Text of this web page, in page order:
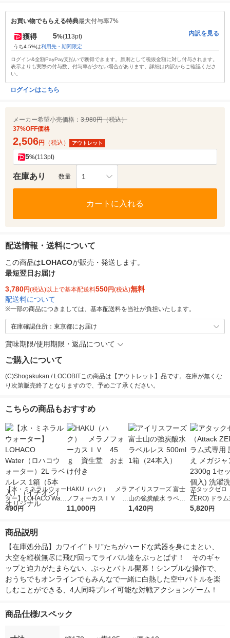
お買い物でもらえる特典最大付与率7%
獲得 5%(113pt)
うち4.5%は利用先・期間限定
内訳を見る
ログイン&全額PayPay支払いで獲得できます。原則として税抜金額に対し付与されます。
表示よりも実際の付与数、付与率が少ない場合があります。詳細は内訳からご確認くださ
い。
ログインはこちら
メーカー希望小売価格： 3,980円（税込）
37%OFF価格
2,506円 （税込） アウトレット
5%(113pt)
在庫あり 数量 1
カートに入れる
配送情報・送料について
この商品はLOHACOが販売・発送します。
最短翌日お届け
3,780円(税込)以上で基本配送料550円(税込)無料
配送料について
※一部の商品につきましては、基本配送料を当社が負担いたします。
在庫確認住所：東京都にお届け
賞味期限/使用期限・返品について
ご購入について
(C)Shogakukan / LOCOBITこの商品は【アウトレット】品です。在庫が無くな
り次第販売終了となりますので、予めご了承ください。
こちらの商品もおすすめ
【水・ミネラルウォー
ター】LOHACO Wate
r（ロハコウォータ
シ） オリジナル
490円
HAKU（ハク） メラ
ノフォーカスＩＶ 4
5ｇ 資生堂 おまけ
11,000円
アイリスフーズ 富士
山の強炭酸水 ラベル
レス 500ml 1箱（24
1,420円
アタックゼロ
ZERO) ドラ
詰め替え メガ
5,820円
商品説明
【在庫処分品】カワイイ”トリ”たちがハードな武器を身にまとい、
大空を縦横無尽に飛び回ってライバル達をぶっとばす！　そのギャ
ップと迫力がたまらない、ぶっとバトル開幕！シンプルな操作で、
おうちでもオンラインでもみんなで一緒に白熱した空中バトルを楽
しむことができる、4人同時プレイ可能な対戦アクションゲーム！
商品仕様/スペック